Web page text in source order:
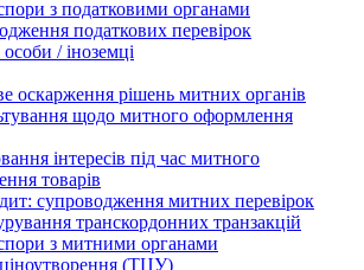
з податковими органами
податкових перевірок
/ іноземці
оскарження рішень митних органів
щодо митного оформлення
інтересів під час митного
товарів
супроводження митних перевірок
транскордонних транзакцій
з митними органами
(ТЦУ)